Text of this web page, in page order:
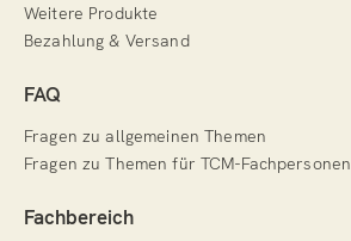
Weitere Produkte
Bezahlung & Versand
FAQ
Fragen zu allgemeinen Themen
Fragen zu Themen für TCM-Fachpersonen
Fachbereich